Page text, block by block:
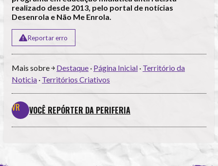
realizado desde 2013, pelo portal de notícias
Desenrola e Não Me Enrola.
Reportar erro
Mais sobre ￫ Destaque · Página Inicial · Território da
Noticia · Territórios Criativos
VOCÊ REPÓRTER DA PERIFERIA